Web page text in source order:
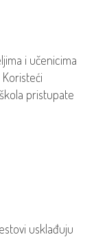
i učenicima
pristupate
usklađuju